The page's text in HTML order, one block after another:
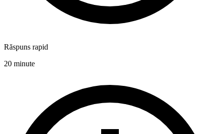
Răspuns rapid
20 minute